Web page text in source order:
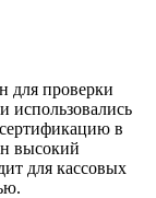
для проверки
использовались
в
высокий
для кассовых